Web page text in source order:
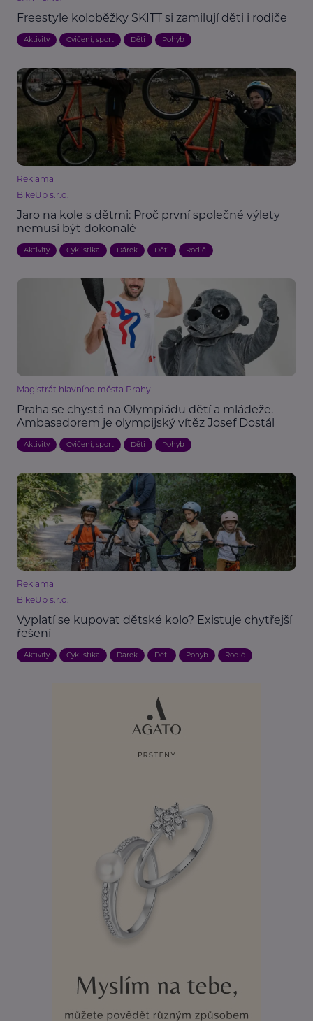
Freestyle koloběžky SKITT si zamilují děti i rodiče
Aktivity Cvičení, sport Děti Pohyb
Reklama
BikeUp s.r.o.
Jaro na kole s dětmi: Proč první společné výlety
nemusí být dokonalé
Aktivity Cyklistika Dárek Děti Rodič
Magistrát hlavního města Prahy
Praha se chystá na Olympiádu dětí a mládeže.
Ambasadorem je olympijský vítěz Josef Dostál
Aktivity Cvičení, sport Děti Pohyb
Reklama
BikeUp s.r.o.
Vyplatí se kupovat dětské kolo? Existuje chytřejší
řešení
Aktivity Cyklistika Dárek Děti Pohyb Rodič